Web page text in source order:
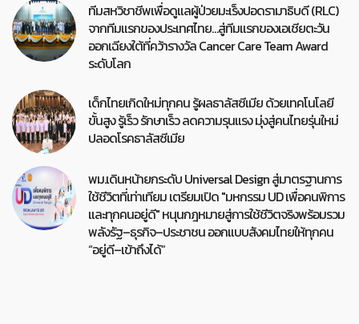
ทีมสหวิชาชีพเพื่อดูแลผู้ป่วยมะเร็งปอดรามาธิบดี (RLC)
จากทีมแรกของประเทศไทย…สู่ทีมแรกของเอเชียตะวัน
ออกเฉียงใต้ที่คว้ารางวัล Cancer Care Team Award
ระดับโลก
เด็กไทยเกิดใหม่ทุกคน รู้ผลธาลัสซีเมีย ด้วยเทคโนโลยี
ขั้นสูง รู้เร็ว รักษาเร็ว ลดความรุนแรง มุ่งสู่คนไทยรุ่นใหม่
ปลอดโรคธาลัสซีเมีย
พม.เดินหน้ายกระดับ Universal Design สู่มาตรฐานการ
ใช้ชีวิตที่เท่าเทียม เตรียมเปิด "มหกรรม UD เพื่อคนพิการ
และทุกคนอยู่ดี" หนุนกฎหมายสู่การใช้ชีวิตจริงพร้อมรวม
พลังรัฐ–ธุรกิจ–ประชาชน ออกแบบสังคมไทยให้ทุกคน
“อยู่ดี–เข้าถึงได้”